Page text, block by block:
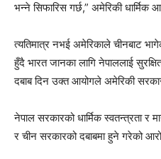
भन्ने सिफारिस गर्छ,” अमेरिकी धार्मिक
त्यतिमात्र नभई अमेरिकाले चीनबाट
हुँदै भारत जानका लागि नेपाललाई
दबाब दिन उक्त आयोगले अमेरिकी
नेपाल सरकारको धार्मिक स्वतन्त्रता र
र चीन सरकारको दबाबमा हुने गरेको